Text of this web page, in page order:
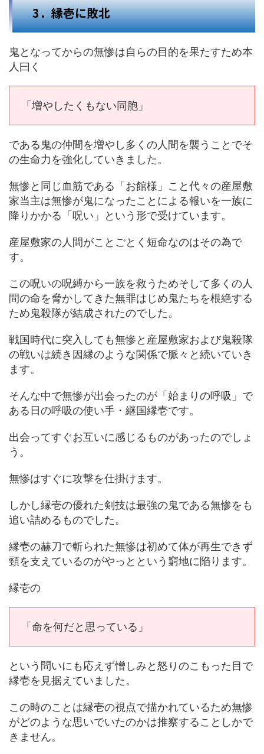
3．縁壱に敗北
鬼となってからの無惨は自らの目的を果たすため本
人曰く
「増やしたくもない同胞」
である鬼の仲間を増やし多くの人間を襲うことでそ
の生命力を強化していきました。
無惨と同じ血筋である「お館様」こと代々の産屋敷
家当主は無惨が鬼になったことによる報いを一族に
降りかかる「呪い」という形で受けています。
産屋敷家の人間がことごとく短命なのはその為で
す。
この呪いの呪縛から一族を救うためそして多くの人
間の命を脅かしてきた無罪はじめ鬼たちを根絶する
ため鬼殺隊が結成されたのでした。
戦国時代に突入しても無惨と産屋敷家および鬼殺隊
の戦いは続き因縁のような関係で脈々と続いていき
ます。
そんな中で無惨が出会ったのが「始まりの呼吸」で
ある日の呼吸の使い手・継国縁壱です。
出会ってすぐお互いに感じるものがあったのでしょ
う。
無惨はすぐに攻撃を仕掛けます。
しかし縁壱の優れた剣技は最強の鬼である無惨をも
追い詰めるものでした。
縁壱の赫刀で斬られた無惨は初めて体が再生できず
頸を支えているのがやっとという窮地に陥ります。
縁壱の
「命を何だと思っている」
という問いにも応えず憎しみと怒りのこもった目で
縁壱を見据えていました。
この時のことは縁壱の視点で描かれているため無惨
がどのような思いでいたのかは推察することしかで
きません。